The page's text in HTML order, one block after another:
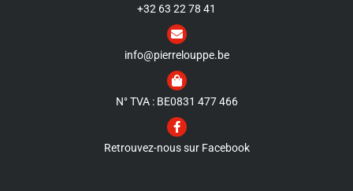
+32 63 22 78 41
info@pierrelouppe.be
N° TVA : BE0831 477 466
Retrouvez-nous sur Facebook